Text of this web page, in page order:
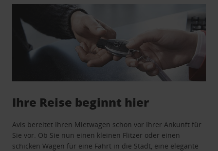
Ihre Reise beginnt hier
Avis bereitet Ihren Mietwagen schon vor Ihrer Ankunft für
Sie vor. Ob Sie nun einen kleinen Flitzer oder einen
schicken Wagen für eine Fahrt in die Stadt, eine elegante